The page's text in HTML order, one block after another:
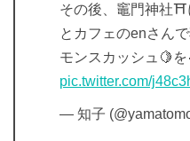
その後、竈門神社⛩️
とカフェのenさん
モンスカッシュ🍋を
pic.twitter.com/
— 知子